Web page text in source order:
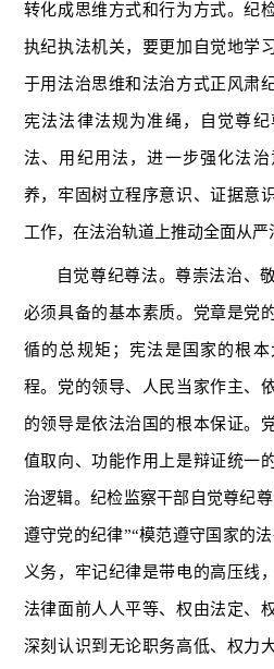
转化成思维方式和行为方式。纪
执纪执法机关，要更加自觉地学
于用法治思维和法治方式正风肃
宪法法律法规为准绳，自觉尊
法、用纪用法，进一步强化法
养，牢固树立程序意识、证据意
工作，在法治轨道上推动全面从严
自觉尊纪尊法。尊崇法治、
必须具备的基本素质。党章是党
循的总规矩；宪法是国家的根
程。党的领导、人民当家作主、
的领导是依法治国的根本保证。
值取向、功能作用上是辩证统一
治逻辑。纪检监察干部自觉尊纪
遵守党的纪律”“模范遵守国家的
义务，牢记纪律是带电的高压线
法律面前人人平等、权由法定、
深刻认识到无论职务高低、权力